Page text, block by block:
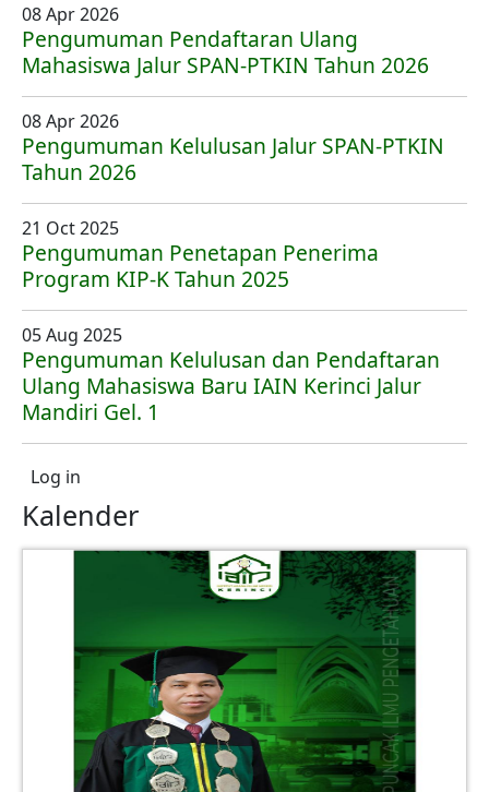
08 Apr 2026
Pengumuman Pendaftaran Ulang
Mahasiswa Jalur SPAN-PTKIN Tahun 2026
08 Apr 2026
Pengumuman Kelulusan Jalur SPAN-PTKIN
Tahun 2026
21 Oct 2025
Pengumuman Penetapan Penerima
Program KIP-K Tahun 2025
05 Aug 2025
Pengumuman Kelulusan dan Pendaftaran
Ulang Mahasiswa Baru IAIN Kerinci Jalur
Mandiri Gel. 1
User account menu
Log in
Kalender